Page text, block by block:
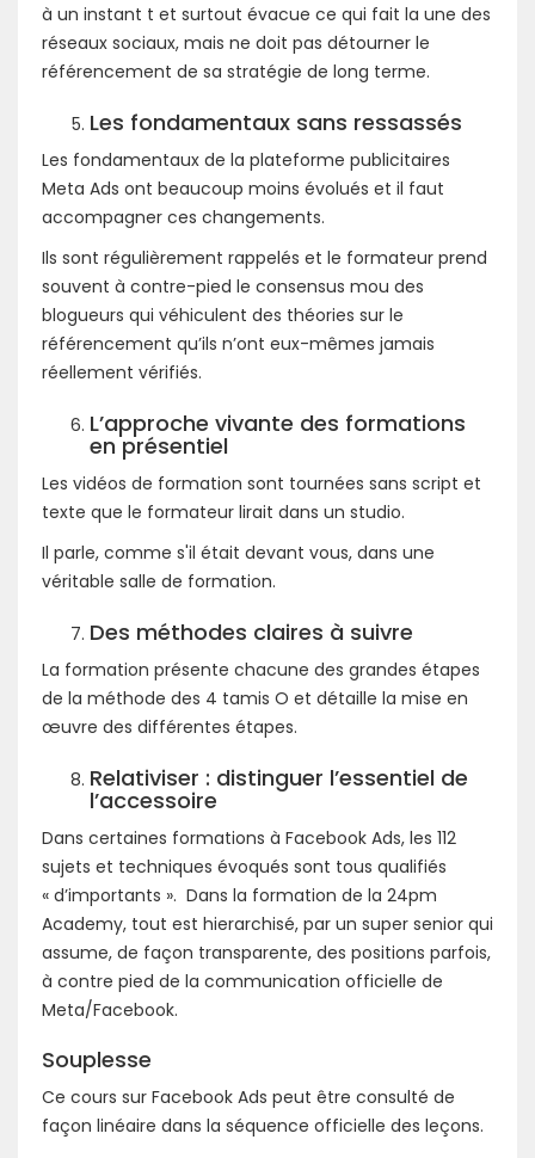
à un instant t et surtout évacue ce qui fait la une des
réseaux sociaux, mais ne doit pas détourner le
référencement de sa stratégie de long terme.
Les fondamentaux sans ressassés
Les fondamentaux de la plateforme publicitaires
Meta Ads ont beaucoup moins évolués et il faut
accompagner ces changements.
Ils sont régulièrement rappelés et le formateur prend
souvent à contre-pied le consensus mou des
blogueurs qui véhiculent des théories sur le
référencement qu’ils n’ont eux-mêmes jamais
réellement vérifiés.
L’approche vivante des formations
en présentiel
Les vidéos de formation sont tournées sans script et
texte que le formateur lirait dans un studio.
Il parle, comme s'il était devant vous, dans une
véritable salle de formation.
Des méthodes claires à suivre
La formation présente chacune des grandes étapes
de la méthode des 4 tamis O et détaille la mise en
œuvre des différentes étapes.
Relativiser : distinguer l’essentiel de
l’accessoire
Dans certaines formations à Facebook Ads, les 112
sujets et techniques évoqués sont tous qualifiés
« d’importants ». Dans la formation de la 24pm
Academy, tout est hierarchisé, par un super senior qui
assume, de façon transparente, des positions parfois,
à contre pied de la communication officielle de
Meta/Facebook.
Souplesse
Ce cours sur Facebook Ads peut être consulté de
façon linéaire dans la séquence officielle des leçons.